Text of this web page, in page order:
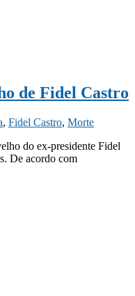
de Fidel Castro
, Fidel Castro, Morte
do ex-presidente Fidel
De acordo com